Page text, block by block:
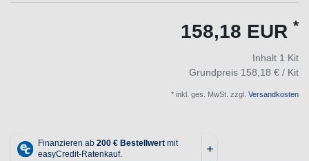
158,18 EUR *
Inhalt 1 Kit
Grundpreis 158,18 € / Kit
* inkl. ges. MwSt. zzgl. Versandkosten